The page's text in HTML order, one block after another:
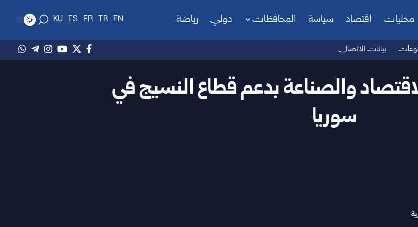
محليات اقتصاد سياسة المحافظات دولي رياضة EN
TR
FR
ES
KU
بيانات الاتصال
والصناعة بدعم قطاع النسيج في
سوريا